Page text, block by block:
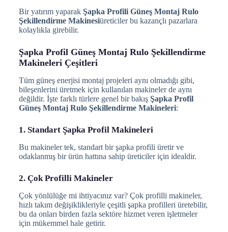
Bir yatırım yaparak Şapka Profili Güneş Montaj Rulo
Şekillendirme Makinesiüreticiler bu kazançlı pazarlara
kolaylıkla girebilir.
Şapka Profil Güneş Montaj Rulo Şekillendirme
Makineleri Çeşitleri
Tüm güneş enerjisi montaj projeleri aynı olmadığı gibi,
bileşenlerini üretmek için kullanılan makineler de aynı
değildir. İşte farklı türlere genel bir bakış Şapka Profil
Güneş Montaj Rulo Şekillendirme Makineleri:
1. Standart Şapka Profil Makineleri
Bu makineler tek, standart bir şapka profili üretir ve
odaklanmış bir ürün hattına sahip üreticiler için idealdir.
2. Çok Profilli Makineler
Çok yönlülüğe mi ihtiyacınız var? Çok profilli makineler,
hızlı takım değişiklikleriyle çeşitli şapka profilleri üretebilir,
bu da onları birden fazla sektöre hizmet veren işletmeler
için mükemmel hale getirir.